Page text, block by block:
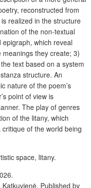
reconstructed from
realized in the structure
of the non-textual
epigraph, which reveal
they create; 3)
text based on a system
structure. An
nature of the poem’s
point of view is
The play of genres
of the litany, which
of the world being
space, litany.
Published by